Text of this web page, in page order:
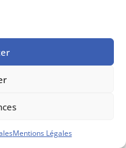
Mentions Légales